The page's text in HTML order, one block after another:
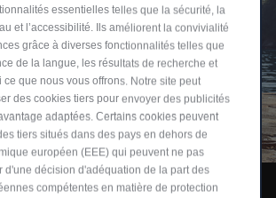
essentielles telles que la sécurité, la
et l’accessibilité. Ils améliorent la convivialité
grâce à diverses fonctionnalités telles que
de la langue, les résultats de recherche et
que nous vous offrons. Notre site peut
des cookies tiers pour envoyer des publicités
adaptées. Certains cookies peuvent
tiers situés dans des pays en dehors de
européen (EEE) qui peuvent ne pas
d'une décision d'adéquation de la part des
compétentes en matière de protection